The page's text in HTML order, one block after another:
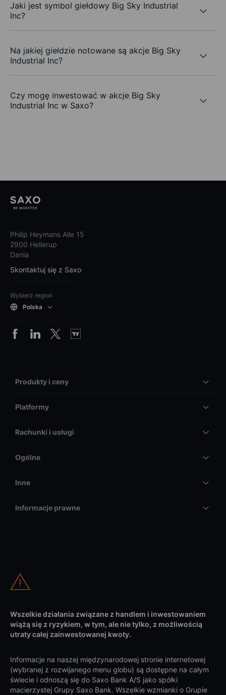
Jaki jest symbol giełdowy Big Sky Industrial
Inc?
Na jakiej giełdzie notowane są akcje Big Sky
Industrial Inc?
Czy mogę inwestować w akcje Big Sky
Industrial Inc w Saxo?
Philip Heymans Alle 15
2900 Hellerup
Dania
Skontaktuj się z Saxo
Wybierz region
Polska
Produkty i ceny
Platformy
Rachunki i usługi
Ogólne
Inne
Informacje prawne
Wszelkie działania związane z handlem i inwestowaniem
wiążą się z ryzykiem, w tym, ale nie tylko, z możliwością
utraty całej zainwestowanej kwoty.
Informacje na naszej międzynarodowej stronie internetowej
(wybranej z rozwijanego menu globu) są dostępne na całym
świecie i odnoszą się do Saxo Bank A/S jako spółki
macierzystej Grupy Saxo Bank. Wszelkie wzmianki o Grupie